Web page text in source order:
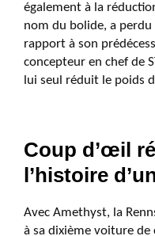
également à la
nom du bolide, a
rapport à son
concepteur en chef de
lui seul réduit le poids
Coup d’œil
l’histoire
Avec Amethyst, la
à sa dixième voiture de